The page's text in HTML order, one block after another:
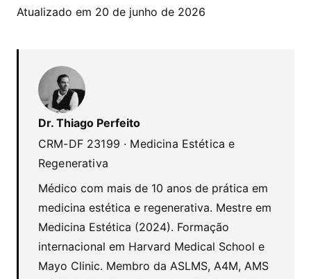
Atualizado em 20 de junho de 2026
Dr. Thiago Perfeito
CRM-DF 23199 · Medicina Estética e
Regenerativa
Médico com mais de 10 anos de prática em
medicina estética e regenerativa. Mestre em
Medicina Estética (2024). Formação
internacional em Harvard Medical School e
Mayo Clinic. Membro da ASLMS, A4M, AMS